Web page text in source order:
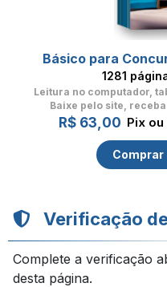
Básico para
1281
Leitura no computador,
Baixe pelo site,
R$ 63,00 Pix
Verificação
Complete a verificação
desta página.